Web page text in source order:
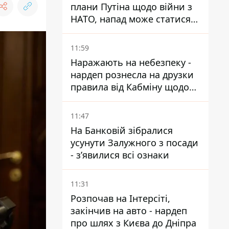
плани Путіна щодо війни з
НАТО, напад може статися
восени – у WSJ розкрили
деталі
11:59
Наражають на небезпеку -
нардеп рознесла на друзки
правила від Кабміну щодо
зберігання пального
11:47
На Банковій зібралися
усунути Залужного з посади
- зʼявилися всі ознаки
11:31
Розпочав на Інтерсіті,
закінчив на авто - нардеп
про шлях з Києва до Дніпра